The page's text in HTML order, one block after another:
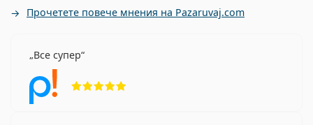
Прочетете повече мнения на Pazaruvaj.com
Все супер